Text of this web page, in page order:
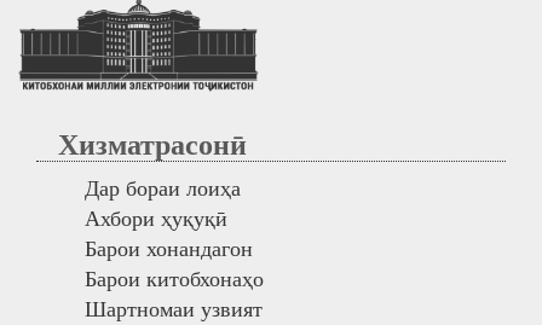
Хизматрасонӣ
Дар бораи лоиҳа
Ахбори ҳуқуқӣ
Барои хонандагон
Барои китобхонаҳо
Шартномаи узвият